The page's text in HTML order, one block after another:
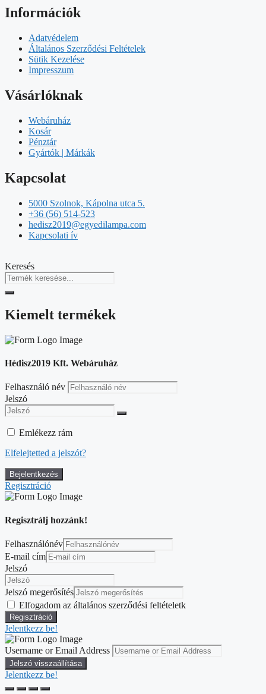
Információk
Adatvédelem
Általános Szerződési Feltételek
Sütik Kezelése
Impresszum
Vásárlóknak
Webáruház
Kosár
Pénztár
Gyártók | Márkák
Kapcsolat
5000 Szolnok, Kápolna utca 5.
+36 (56) 514-523
hedisz2019@egyedilampa.com
Kapcsolati ív
Keresés
Kiemelt termékek
Hédisz2019 Kft. Webáruház
Felhasználó név
Jelszó
Emlékezz rám
Elfelejtetted a jelszót?
Regisztráció
Regisztrálj hozzánk!
Felhasználónév
E-mail cím
Jelszó
Jelszó megerősítés
Elfogadom az általános szerződési feltételetk
Jelentkezz be!
Username or Email Address
Jelentkezz be!